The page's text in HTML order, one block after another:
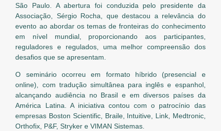
São Paulo. A abertura foi conduzida pelo presidente da
Associação, Sérgio Rocha, que destacou a relevância do
evento ao abordar os temas de fronteiras do conhecimento
em nível mundial, proporcionando aos participantes,
reguladores e regulados, uma melhor compreensão dos
desafios que se apresentam.
O seminário ocorreu em formato híbrido (presencial e
online), com tradução simultânea para inglês e espanhol,
alcançando audiência no Brasil e em diversos países da
América Latina. A iniciativa contou com o patrocínio das
empresas Boston Scientific, Braile, Intuitive, Link, Medtronic,
Orthofix, P&F, Stryker e VIMAN Sistemas.